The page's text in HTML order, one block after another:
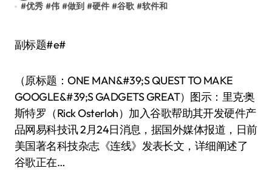
#优秀 #伟 #做到 #硬件 #谷歌 #软件和
副标题#e#
（原标题：ONE MAN&#39;S QUEST TO MAKE
GOOGLE&#39;S GADGETS GREAT）图示：里克·奥
斯特罗（Rick Osterloh）加入谷歌帮助其开发硬件产
品网易科技讯 2月24日消息，据国外媒体报道，日前
美国著名科技杂志《连线》发表长文，详细阐述了
谷歌正在…